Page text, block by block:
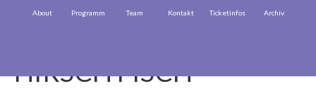
About Programm Team Kontakt Ticketinfos Archiv
HIRSCH FISCH